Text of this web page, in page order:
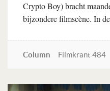
Crypto Boy) bracht
bijzondere filmscène. In
Column Filmkrant 484
Lees verder